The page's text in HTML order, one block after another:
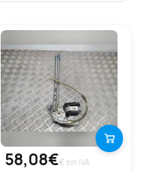
58,08€€ sin IVA